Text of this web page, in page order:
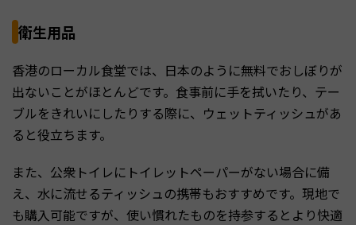
衛生用品
香港のローカル食堂では、日本のように無料でおしぼりが
出ないことがほとんどです。食事前に手を拭いたり、テー
ブルをきれいにしたりする際に、ウェットティッシュがあ
ると役立ちます。
また、公衆トイレにトイレットペーパーがない場合に備
え、水に流せるティッシュの携帯もおすすめです。現地で
も購入可能ですが、使い慣れたものを持参するとより快適